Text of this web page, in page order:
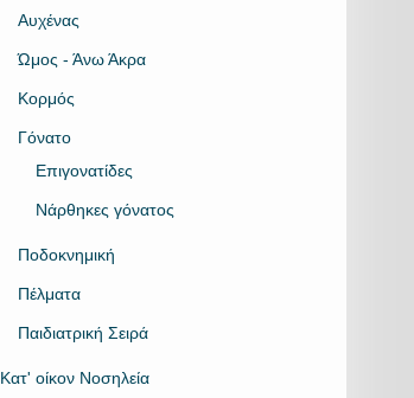
Αυχένας
Ώμος - Άνω Άκρα
Κορμός
Γόνατο
Επιγονατίδες
Νάρθηκες γόνατος
Ποδοκνημική
Πέλματα
Παιδιατρική Σειρά
Κατ' οίκον Νοσηλεία